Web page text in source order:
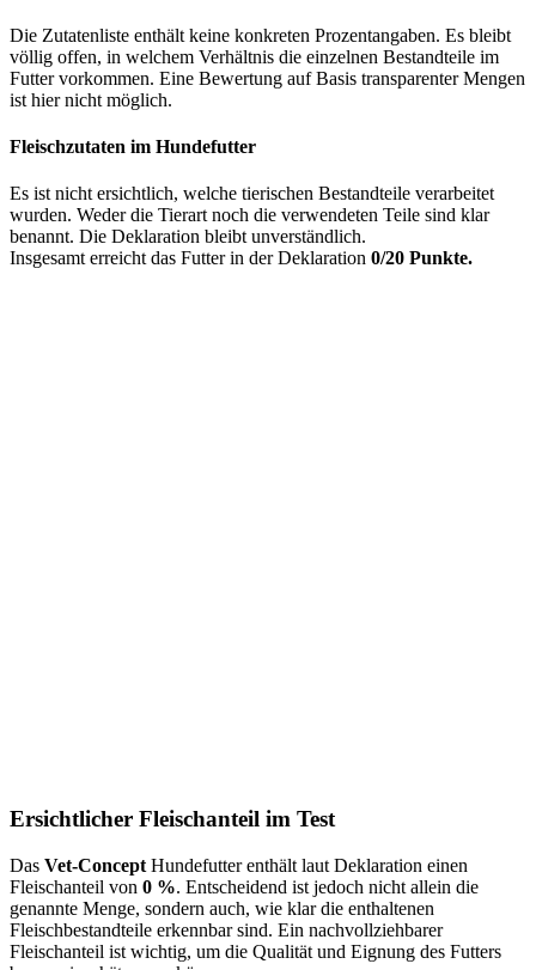
Die Zutatenliste enthält keine konkreten Prozentangaben. Es bleibt
völlig offen, in welchem Verhältnis die einzelnen Bestandteile im
Futter vorkommen. Eine Bewertung auf Basis transparenter Mengen
ist hier nicht möglich.
Fleischzutaten im Hundefutter
Es ist nicht ersichtlich, welche tierischen Bestandteile verarbeitet
wurden. Weder die Tierart noch die verwendeten Teile sind klar
benannt. Die Deklaration bleibt unverständlich.
Insgesamt erreicht das Futter in der Deklaration 0/20 Punkte.
Ersichtlicher Fleischanteil im Test
Das Vet-Concept Hundefutter enthält laut Deklaration einen
Fleischanteil von 0 %. Entscheidend ist jedoch nicht allein die
genannte Menge, sondern auch, wie klar die enthaltenen
Fleischbestandteile erkennbar sind. Ein nachvollziehbarer
Fleischanteil ist wichtig, um die Qualität und Eignung des Futters